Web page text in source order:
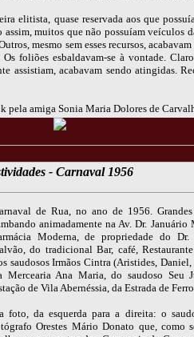
elitista, quase reservada aos que
assim, muitos que não possuíam veículos
mesmo sem esses recursos,
foliões esbaldavam-se à vontade.
assistiam, acabavam sendo atingidas.
pela amiga Sonia Maria Dolores de
- Carnaval 1956
de Rua, no ano de 1956.
animadamente na Av. Dr.
Moderna, de propriedade do Dr.
do tradicional Bar, café,
saudosos Irmãos Cintra (Aristides,
Mercearia Ana Maria, do saudoso Seu
de Vila Abernéssia, da Estrada de
foto, da esquerda para a direita: o
Orestes Mário Donato que, como